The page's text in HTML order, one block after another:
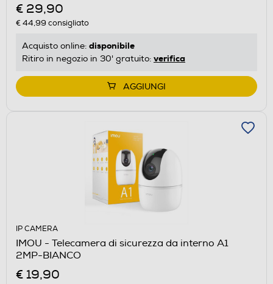
€ 29,90
€ 44,99 consigliato
Acquisto online: disponibile
Ritiro in negozio in 30' gratuito: verifica
AGGIUNGI
IP CAMERA
IMOU - Telecamera di sicurezza da interno A1
2MP-BIANCO
€ 19,90